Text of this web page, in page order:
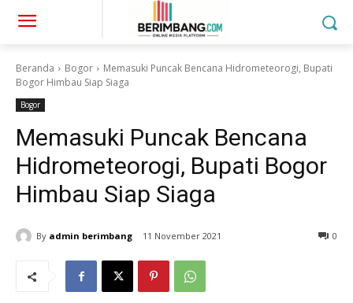
Beranda Bogor
Memasuki Puncak Bencana Hidrometeorogi, Bupati
Bogor Himbau Siap Siaga
Bogor
Memasuki Puncak Bencana
Hidrometeorogi, Bupati Bogor
Himbau Siap Siaga
By admin berimbang 11 November 2021 0